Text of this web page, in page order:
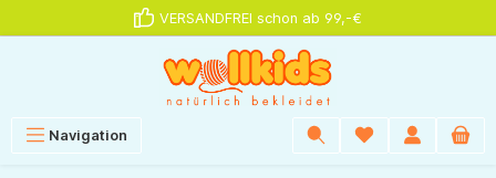
VERSANDFREI schon ab 99,-€
Navigation